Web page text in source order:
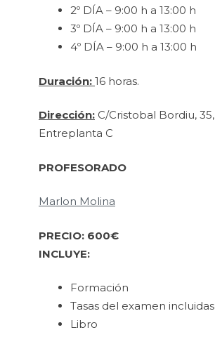
2º DÍA – 9:00 h a 13:00 h
3º DÍA – 9:00 h a 13:00 h
4º DÍA – 9:00 h a 13:00 h
Duración: 16 horas.
Dirección: C/Cristobal Bordiu, 35,
Entreplanta C
PROFESORADO
Marlon Molina
PRECIO: 600€
INCLUYE:
Formación
Tasas del examen incluidas
Libro